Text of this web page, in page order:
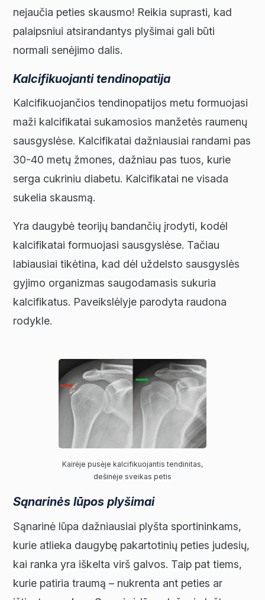
nejaučia peties skausmo! Reikia suprasti, kad
palaipsniui atsirandantys plyšimai gali būti
normali senėjimo dalis.
Kalcifikuojanti tendinopatija
Kalcifikuojančios tendinopatijos metu formuojasi
maži kalcifikatai sukamosios manžetės raumenų
sausgyslėse. Kalcifikatai dažniausiai randami pas
30-40 metų žmones, dažniau pas tuos, kurie
serga cukriniu diabetu. Kalcifikatai ne visada
sukelia skausmą.
Yra daugybė teorijų bandančių įrodyti, kodėl
kalcifikatai formuojasi sausgyslėse. Tačiau
labiausiai tikėtina, kad dėl uždelsto sausgyslės
gyjimo organizmas saugodamasis sukuria
kalcifikatus. Paveikslėlyje parodyta raudona
rodykle.
Kairėje pusėje kalcifikuojantis tendinitas,
dešinėje sveikas petis
Sąnarinės lūpos plyšimai
Sąnarinė lūpa dažniausiai plyšta sportininkams,
kurie atlieka daugybę pakartotinių peties judesių,
kai ranka yra iškelta virš galvos. Taip pat tiems,
kurie patiria traumą – nukrenta ant peties ar